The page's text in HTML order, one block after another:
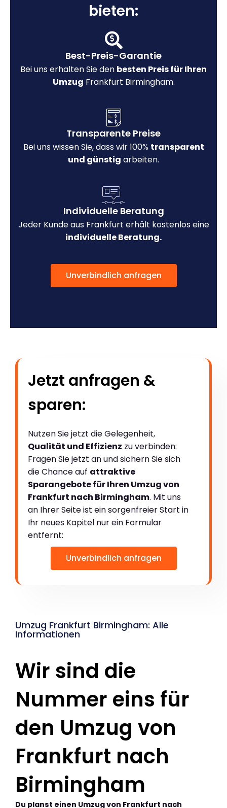
bieten:
Best-Preis-Garantie
Bei uns erhalten Sie den besten Preis für Ihren
Umzug Frankfurt Birmingham.
Transparente Preise
Bei uns wissen Sie, dass wir 100% transparent
und günstig arbeiten.
Individuelle Beratung
Jeder Kunde aus Frankfurt erhält kostenlos eine
individuelle Beratung.
Unverbindlich anfragen
Jetzt anfragen &
sparen:
Nutzen Sie jetzt die Gelegenheit,
Qualität und Effizienz zu verbinden:
Fragen Sie jetzt an und sichern Sie sich
die Chance auf attraktive
Sparangebote für Ihren Umzug von
Frankfurt nach Birmingham. Mit uns
an Ihrer Seite ist ein sorgenfreier Start in
Ihr neues Kapitel nur ein Formular
entfernt:
Unverbindlich anfragen
Umzug Frankfurt Birmingham: Alle
Informationen
Wir sind die
Nummer eins für
den Umzug von
Frankfurt nach
Birmingham
Du planst einen Umzug von Frankfurt nach